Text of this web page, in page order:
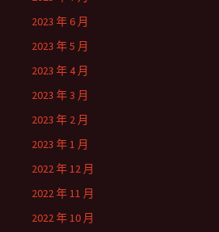
2023 年 6 月
2023 年 5 月
2023 年 4 月
2023 年 3 月
2023 年 2 月
2023 年 1 月
2022 年 12 月
2022 年 11 月
2022 年 10 月